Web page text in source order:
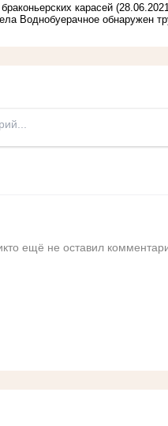
карасей
Воднобуерачное обнаружен
ещё не оставил